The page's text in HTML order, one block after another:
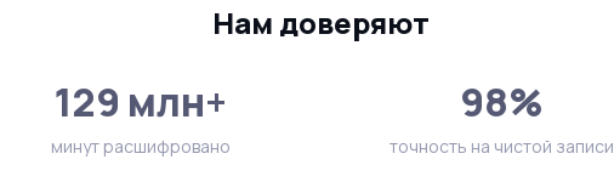
Нам доверяют
129 млн+
минут расшифровано
98%
точность на чистой записи